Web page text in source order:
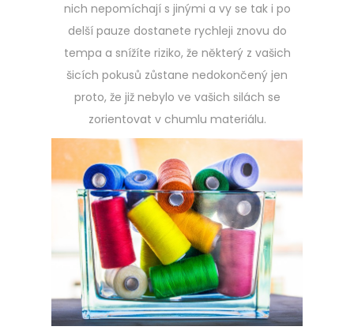
nich nepomíchají s jinými a vy se tak i po
delší pauze dostanete rychleji znovu do
tempa a snížíte riziko, že některý z vašich
šicích pokusů zůstane nedokončený jen
proto, že již nebylo ve vašich silách se
zorientovat v chumlu materiálu.